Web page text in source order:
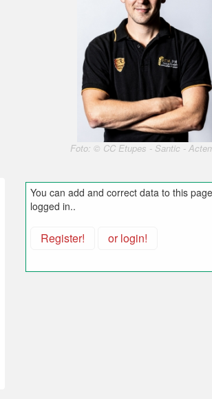
Foto: © CC Etupes - Santic -
You can add and correct data to this
logged in..
Register! or login!